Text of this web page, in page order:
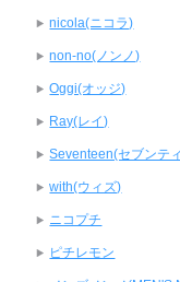
nicola(ニコラ)
non-no(ノンノ)
Oggi(オッジ)
Ray(レイ)
Seventeen(セブンテ
with(ウィズ)
ニコプチ
ピチレモン